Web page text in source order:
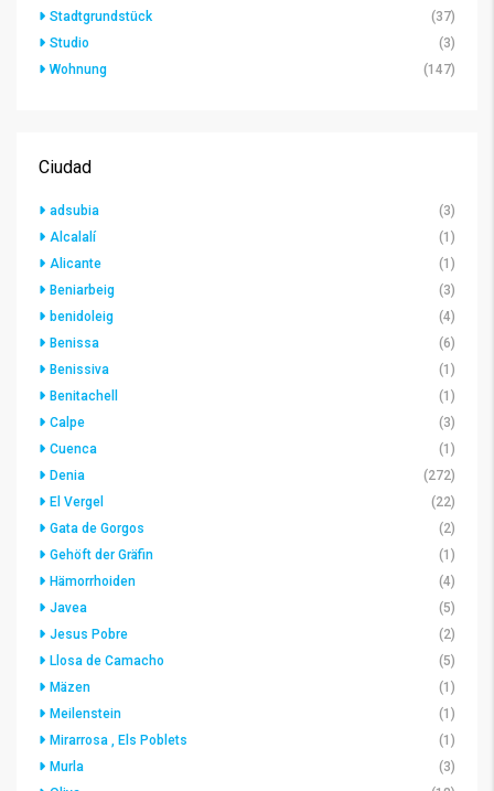
Stadtgrundstück
(37)
Studio
(3)
Wohnung
(147)
Ciudad
adsubia
(3)
Alcalalí
(1)
Alicante
(1)
Beniarbeig
(3)
benidoleig
(4)
Benissa
(6)
Benissiva
(1)
Benitachell
(1)
Calpe
(3)
Cuenca
(1)
Denia
(272)
El Vergel
(22)
Gata de Gorgos
(2)
Gehöft der Gräfin
(1)
Hämorrhoiden
(4)
Javea
(5)
Jesus Pobre
(2)
Llosa de Camacho
(5)
Mäzen
(1)
Meilenstein
(1)
Mirarrosa , Els Poblets
(1)
Murla
(3)